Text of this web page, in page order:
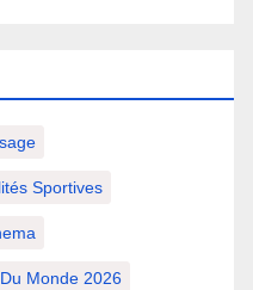
Sportives
Monde 2026